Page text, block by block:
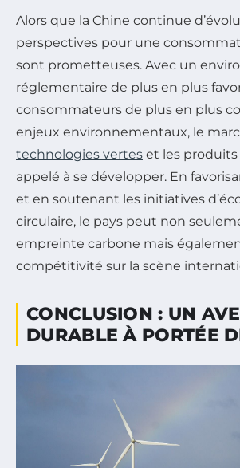
Alors que la Chine continue
perspectives pour une
sont prometteuses. Avec un
réglementaire de plus en plus
consommateurs de plus en plus
enjeux environnementaux, le
technologies vertes et les produits
appelé à se développer. En
et en soutenant les initiatives
circulaire, le pays peut non
empreinte carbone mais
compétitivité sur la scène
CONCLUSION : UN
DURABLE À PORTÉE